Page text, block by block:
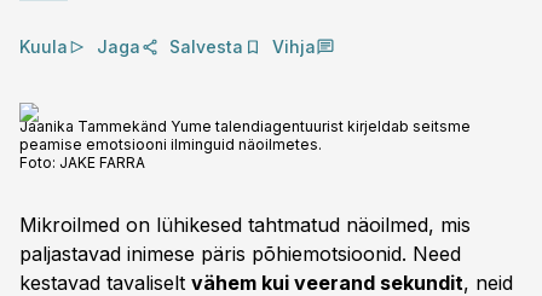
Kuula Jaga Salvesta Vihja
Jaanika Tammekänd Yume talendiagentuurist kirjeldab seitsme
peamise emotsiooni ilminguid näoilmetes.
Foto: JAKE FARRA
Mikroilmed on lühikesed tahtmatud näoilmed, mis
paljastavad inimese päris põhiemotsioonid. Need
kestavad tavaliselt vähem kui veerand sekundit, neid